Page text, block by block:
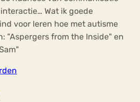
Wat ik goede
voor leren hoe met autisme
"Aspergers from the Inside" en